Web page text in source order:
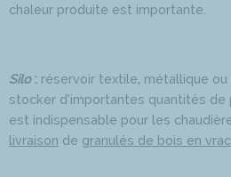
chaleur produite est importante.
Silo : réservoir textile, métallique
stocker d’importantes quantités
est indispensable pour les
livraison de granulés de bois en vrac